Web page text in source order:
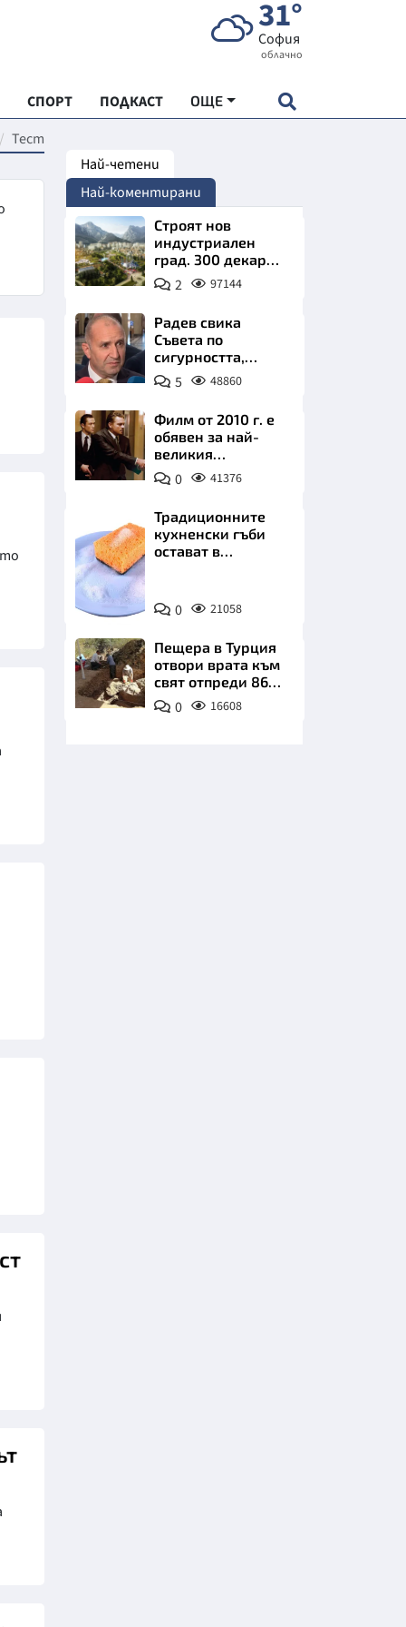
31°
София
облачно
СПОРТ ПОДКАСТ ОЩЕ
"ЧУДЕСАТА НА БЪЛГАРИЯ"
ХРАНА
Тест
Най-четени
Най-коментирани
Строят нов
индустриален
град. 300 декара
чакат златни
заводи
2 97144
Радев свика
Съвета по
сигурността,
следва ключово
изявление
5 48860
Филм от 2010 г. е
обявен за най-
великия
психологически
трилър в
0 41376
Снимка:
Пиксабей
Традиционните
кухненски гъби
остават в
0 21058
Пещера в Турция
отвори врата към
свят отпреди 86
000 години
0 16608